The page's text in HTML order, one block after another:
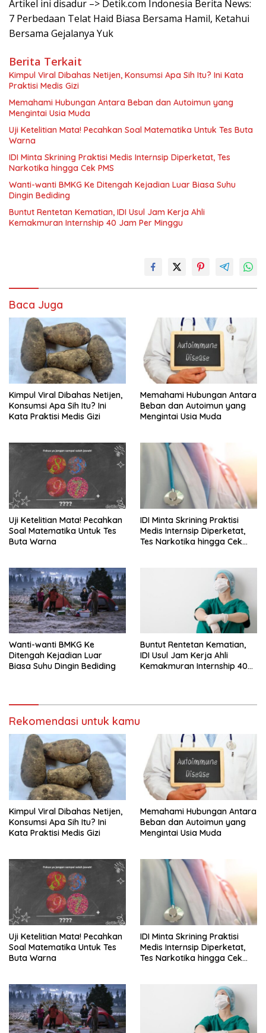
Artikel ini disadur –> Detik.com Indonesia Berita News:
7 Perbedaan Telat Haid Biasa Bersama Hamil, Ketahui
Bersama Gejalanya Yuk
Berita Terkait
Kimpul Viral Dibahas Netijen, Konsumsi Apa Sih Itu? Ini Kata
Praktisi Medis Gizi
Memahami Hubungan Antara Beban dan Autoimun yang
Mengintai Usia Muda
Uji Ketelitian Mata! Pecahkan Soal Matematika Untuk Tes Buta
Warna
IDI Minta Skrining Praktisi Medis Internsip Diperketat, Tes
Narkotika hingga Cek PMS
Wanti-wanti BMKG Ke Ditengah Kejadian Luar Biasa Suhu
Dingin Bediding
Buntut Rentetan Kematian, IDI Usul Jam Kerja Ahli
Kemakmuran Internship 40 Jam Per Minggu
Baca Juga
Kimpul Viral Dibahas Netijen,
Konsumsi Apa Sih Itu? Ini
Kata Praktisi Medis Gizi
Memahami Hubungan Antara
Beban dan Autoimun yang
Mengintai Usia Muda
Uji Ketelitian Mata! Pecahkan
Soal Matematika Untuk Tes
Buta Warna
IDI Minta Skrining Praktisi
Medis Internsip Diperketat,
Tes Narkotika hingga Cek
Wanti-wanti BMKG Ke
Ditengah Kejadian Luar
Biasa Suhu Dingin Bediding
Buntut Rentetan Kematian,
IDI Usul Jam Kerja Ahli
Kemakmuran Internship 40
Rekomendasi untuk kamu
Kimpul Viral Dibahas Netijen,
Konsumsi Apa Sih Itu? Ini
Kata Praktisi Medis Gizi
Memahami Hubungan Antara
Beban dan Autoimun yang
Mengintai Usia Muda
Uji Ketelitian Mata! Pecahkan
Soal Matematika Untuk Tes
Buta Warna
IDI Minta Skrining Praktisi
Medis Internsip Diperketat,
Tes Narkotika hingga Cek